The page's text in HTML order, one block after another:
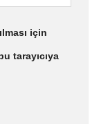
için
tarayıcıya